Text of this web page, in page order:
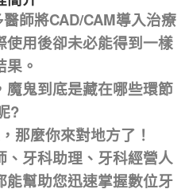
師將CAD/CAM導入治療
用後卻未必能得到一樣
果。
鬼到底是藏在哪些環節
?
那麼你來對地方了！
牙科助理、牙科經營人
能幫助您迅速掌握數位牙